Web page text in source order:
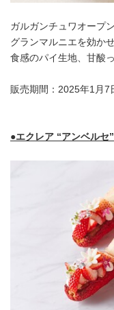
ガルガンチュワオープ
グランマルニエを効か
食感のパイ生地、甘酸
販売期間：2025年1月7
●エクレア “アンベル